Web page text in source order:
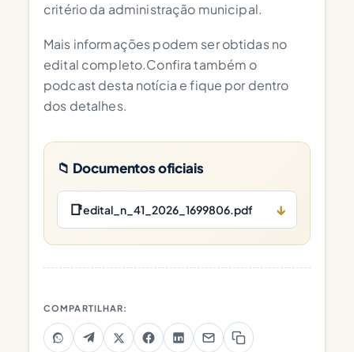
critério da administração municipal.
Mais informações podem ser obtidas no
edital completo.Confira também o
podcast desta notícia e fique por dentro
dos detalhes.
📁 Documentos oficiais
📑edital_n_41_2026_1699806.pdf ↓
COMPARTILHAR: